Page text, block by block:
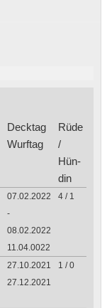
Deck­tag
Wurf­tag
Rüde
/
Hün­
din
07.02.2022
-
08.02.2022
11.04.0022
4 / 1
27.10.2021
27.12.2021
1 / 0